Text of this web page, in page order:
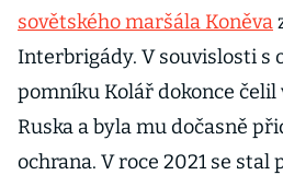
sovětského maršála Koněva
Interbrigády. V souvislosti s
pomníku Kolář dokonce
Ruska a byla mu dočasně
ochrana. V roce 2021 se stal